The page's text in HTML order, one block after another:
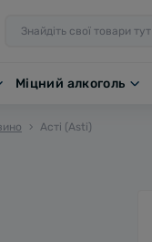
Міцний алкоголь
Асті (Asti)